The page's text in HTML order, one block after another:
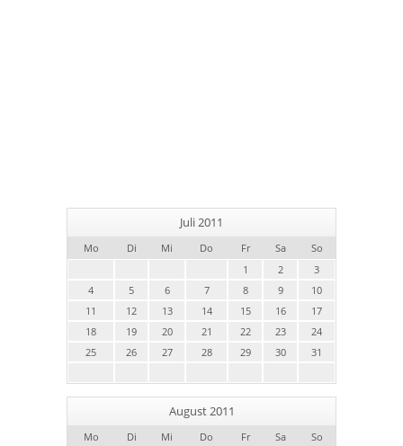
Juli 2011
Mo Di Mi Do Fr Sa
So
1
2
3
4
5 6 7 8 9
10
11
12 13 14 15 16
17
18
19 20 21 22 23
24
25
26 27 28 29 30 31
August 2011
Mo Di Mi Do Fr Sa So